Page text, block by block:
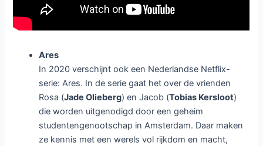
Ares
In 2020 verschijnt ook een Nederlandse Netflix-
serie: Ares. In de serie gaat het over de vrienden
Rosa (Jade Olieberg) en Jacob (Tobias Kersloot)
die worden uitgenodigd door een geheim
studentengenootschap in Amsterdam. Daar maken
ze kennis met een werels vol rijkdom en macht,